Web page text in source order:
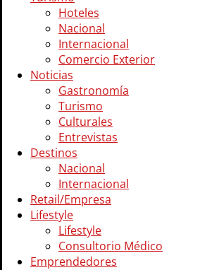
Hoteles
Nacional
Internacional
Comercio Exterior
Noticias
Gastronomía
Turismo
Culturales
Entrevistas
Destinos
Nacional
Internacional
Retail/Empresa
Lifestyle
Lifestyle
Consultorio Médico
Emprendedores